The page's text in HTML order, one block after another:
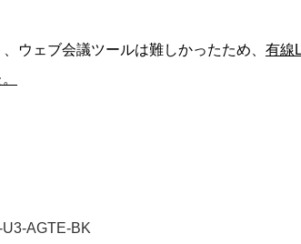
ウェブ会議ツールは難しかったため、 有線
AGTE-BK